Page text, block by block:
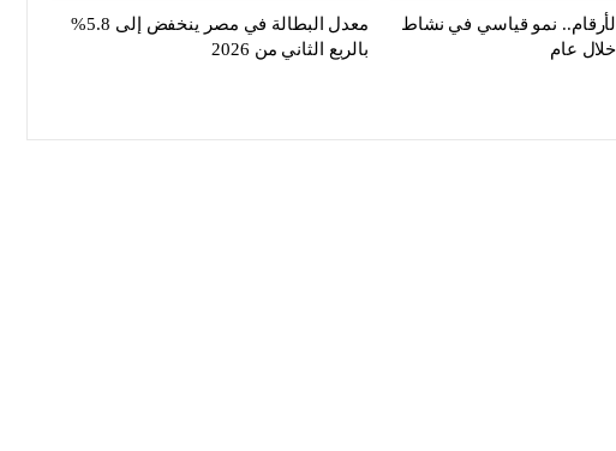
نمو قياسي في نشاط
عام
معدل البطالة في مصر ينخفض إلى 5.8%
بالربع الثاني من 2026